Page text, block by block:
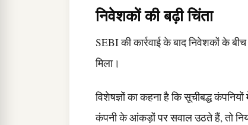
निवेशकों की बढ़ी चिंता
SEBI की कार्रवाई के बाद निवेशकों के
मिला।
विशेषज्ञों का कहना है कि सूचीबद्ध
कंपनी के आंकड़ों पर सवाल उठते हैं, तो